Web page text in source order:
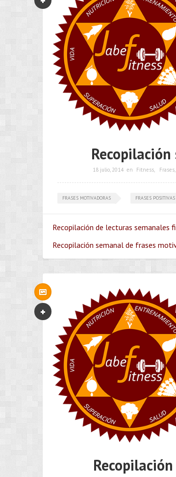
18 julio, 2014 en Fitness, Frases,
FRASES MOTIVADORAS FRASES POSITIVAS
Recopilación de lecturas semanales
Recopilación semanal de frases